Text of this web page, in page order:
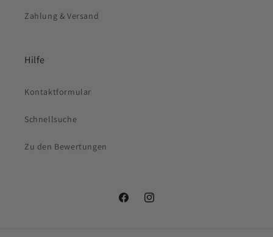
Zahlung & Versand
Hilfe
Kontaktformular
Schnellsuche
Zu den Bewertungen
FacebookInstagram